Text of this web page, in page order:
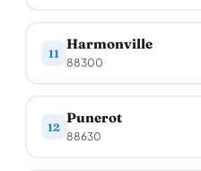
11
Harmonville
88300
12
Punerot
88630